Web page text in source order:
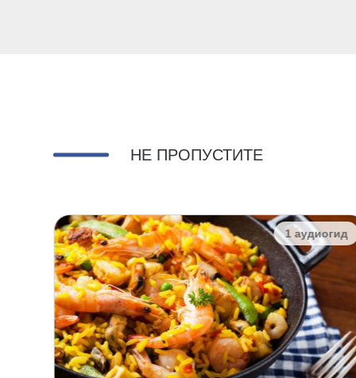
НЕ ПРОПУСТИТЕ
1 аудиогид